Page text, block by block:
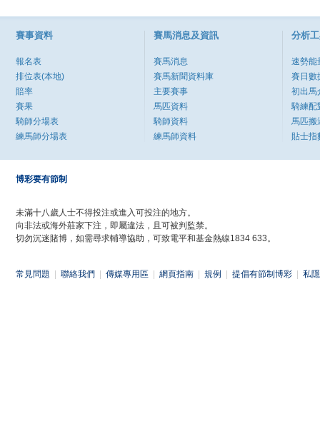
賽事資料
報名表
排位表(本地)
賠率
賽果
騎師分場表
練馬師分場表
賽馬消息及資訊
賽馬消息
賽馬新聞資料庫
主要賽事
馬匹資料
騎師資料
練馬師資料
分析
速勢能
賽日數
初出馬
騎練配
馬匹搬
貼士指
博彩要有節制
未滿十八歲人士不得投注或進入可投注的地方。
向非法或海外莊家下注，即屬違法，且可被判監禁。
切勿沉迷賭博，如需尋求輔導協助，可致電平和基金熱線1834 633。
常見問題 聯絡我們 傳媒專用區 網頁指南 規例 提倡有節制博彩 私